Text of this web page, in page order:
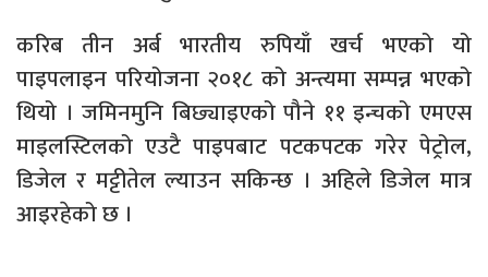
करिब तीन अर्ब भारतीय रुपियाँ खर्च भएको यो
पाइपलाइन परियोजना २०१८ को अन्त्यमा सम्पन्न भएको
थियो । जमिनमुनि बिछ्याइएको पौने ११ इन्चको एमएस
माइलस्टिलको एउटै पाइपबाट पटकपटक गरेर पेट्रोल,
डिजेल र मट्टीतेल ल्याउन सकिन्छ । अहिले डिजेल मात्र
आइरहेको छ ।